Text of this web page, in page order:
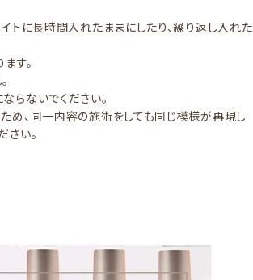
トに長時間入れたままにしたり、繰り返し入れた
す。
らないでください。
め、同一内容の施術をしても同じ模様が再現し
さい。